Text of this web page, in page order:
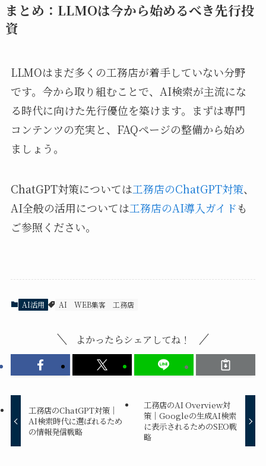
まとめ：LLMOは今から始めるべき先行投
資
LLMOはまだ多くの工務店が着手していない分野
です。今から取り組むことで、AI検索が主流にな
る時代に向けた先行優位を築けます。まずは専門
コンテンツの充実と、FAQページの整備から始め
ましょう。
ChatGPT対策については工務店のChatGPT対策、
AI全般の活用については工務店のAI導入ガイドも
ご参照ください。
AI活用 AI WEB集客 工務店
よかったらシェアしてね！
工務店のChatGPT対策｜
AI検索時代に選ばれるため
の情報発信戦略
工務店のAI Overview対
策｜Googleの生成AI検索
に表示されるためのSEO戦
略